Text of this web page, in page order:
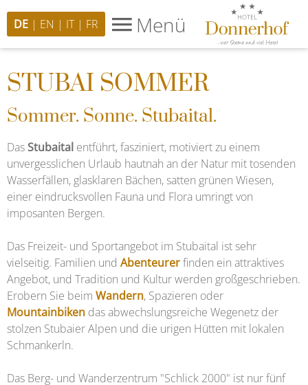
DE EN IT FR Menü
STUBAI SOMMER
Sommer. Sonne. Stubaital.
DasStubaital entführt, fasziniert, motiviert zu einem
unvergesslichen Urlaub hautnah an der Natur mit tosenden
Wasserfällen, glasklaren Bächen, satten grünen Wiesen,
einer eindrucksvollen Fauna und Flora umringt von
imposanten Bergen.
Das Freizeit- und Sportangebot im Stubaital ist sehr
vielseitig. Familien und Abenteurerfinden ein attraktives
Angebot, und Tradition und Kultur werden großgeschrieben.
Erobern Sie beim Wandern, Spazieren oder
Mountainbiken das abwechslungsreiche Wegenetz der
stolzen Stubaier Alpen und die urigen Hütten mit lokalen
Schmankerln.
Das Berg- und Wanderzentrum "Schlick 2000" ist nur fünf